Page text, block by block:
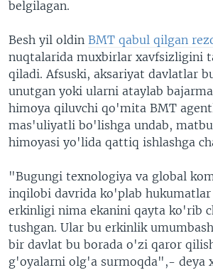
belgilagan.
Besh yil oldin BMT qabul qilgan
nuqtalarida muxbirlar xavfsizligini
qiladi. Afsuski, aksariyat davlatlar
unutgan yoki ularni ataylab
himoya qiluvchi qo'mita BMT
mas'uliyatli bo'lishga undab,
himoyasi yo'lida qattiq ishlashga
"Bugungi texnologiya va global
inqilobi davrida ko'plab
erkinligi nima ekanini qayta ko'rib
tushgan. Ular bu erkinlik
bir davlat bu borada o'zi qaror
g'oyalarni olg'a surmoqda",- deya